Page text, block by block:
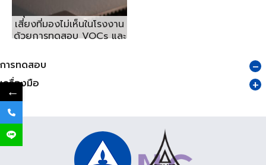
สุขภาพพนักงานกับความ
เสี่ยงที่มองไม่เห็นในโรงงาน
ด้วยการทดสอบ VOCs และ
การทดสอบ
เครื่องมือ
←